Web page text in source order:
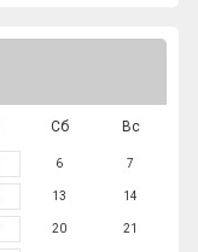
Сб Вс
6 7
13 14
20 21